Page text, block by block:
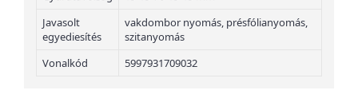
Javasolt
egyediesítés
vakdombor nyomás, présfólianyomás,
szitanyomás
Vonalkód
5997931709032